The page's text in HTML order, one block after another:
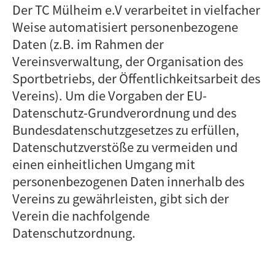
Der TC Mülheim e.V verarbeitet in vielfacher
Weise automatisiert personenbezogene
Daten (z.B. im Rahmen der
Vereinsverwaltung, der Organisation des
Sportbetriebs, der Öffentlichkeitsarbeit des
Vereins). Um die Vorgaben der EU-
Datenschutz-Grundverordnung und des
Bundesdatenschutzgesetzes zu erfüllen,
Datenschutzverstöße zu vermeiden und
einen einheitlichen Umgang mit
personenbezogenen Daten innerhalb des
Vereins zu gewährleisten, gibt sich der
Verein die nachfolgende
Datenschutzordnung.